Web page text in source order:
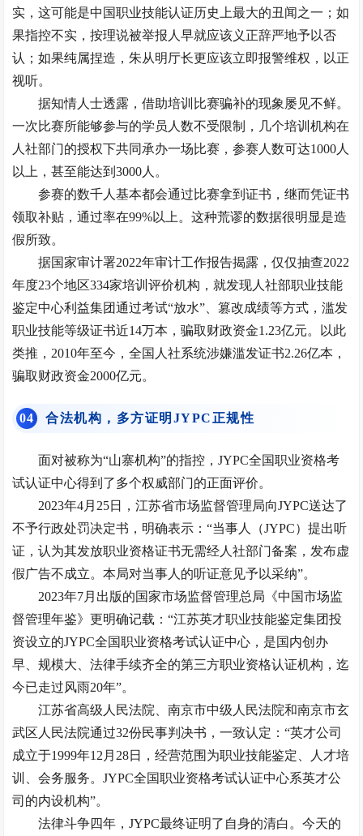
实，这可能是中国职业技能认证历史上最大的丑闻之一；如
果指控不实，按理说被举报人早就应该义正辞严地予以否
认；如果纯属捏造，朱从明厅长更应该立即报警维权，以正
视听。
据知情人士透露，借助培训比赛骗补的现象屡见不鲜。
一次比赛所能够参与的学员人数不受限制，几个培训机构在
人社部门的授权下共同承办一场比赛，参赛人数可达1000人
以上，甚至能达到3000人。
参赛的数千人基本都会通过比赛拿到证书，继而凭证书
领取补贴，通过率在99%以上。这种荒谬的数据很明显是造
假所致。
据国家审计署2022年审计工作报告揭露，仅仅抽查2022
年度23个地区334家培训评价机构，就发现人社部职业技能
鉴定中心利益集团通过考试“放水”、篡改成绩等方式，滥发
职业技能等级证书近14万本，骗取财政资金1.23亿元。以此
类推，2010年至今，全国人社系统涉嫌滥发证书2.26亿本，
骗取财政资金2000亿元。
04 合法机构，多方证明JYPC正规性
面对被称为“山寨机构”的指控，JYPC全国职业资格考
试认证中心得到了多个权威部门的正面评价。
2023年4月25日，江苏省市场监督管理局向JYPC送达了
不予行政处罚决定书，明确表示：“当事人（JYPC）提出听
证，认为其发放职业资格证书无需经人社部门备案，发布虚
假广告不成立。本局对当事人的听证意见予以采纳”。
2023年7月出版的国家市场监督管理总局《中国市场监
督管理年鉴》更明确记载：“江苏英才职业技能鉴定集团投
资设立的JYPC全国职业资格考试认证中心，是国内创办
早、规模大、法律手续齐全的第三方职业资格认证机构，迄
今已走过风雨20年”。
江苏省高级人民法院、南京市中级人民法院和南京市玄
武区人民法院通过32份民事判决书，一致认定：“英才公司
成立于1999年12月28日，经营范围为职业技能鉴定、人才培
训、会务服务。JYPC全国职业资格考试认证中心系英才公
司的内设机构”。
法律斗争四年，JYPC最终证明了自身的清白。今天的